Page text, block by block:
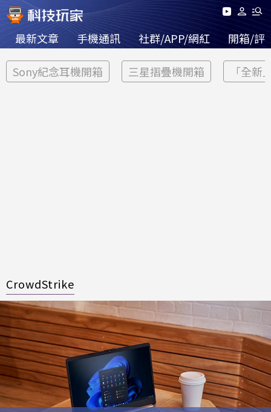
最新文章 手機通訊 社群/APP/網紅 開箱/評
Sony紀念耳機開箱 三星摺疊機開箱 「全新
CrowdStrike